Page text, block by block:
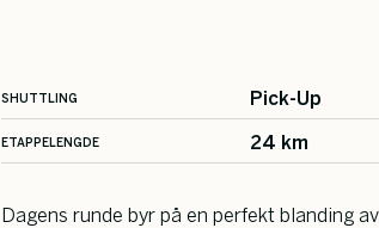
SHUTTLING Pick-Up
ETAPPELENGDE 24 km
Dagens runde byr på en perfekt blanding